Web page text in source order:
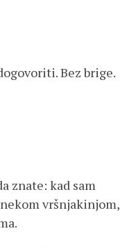
Bez brige.
znate: kad sam
vršnjakinjom,